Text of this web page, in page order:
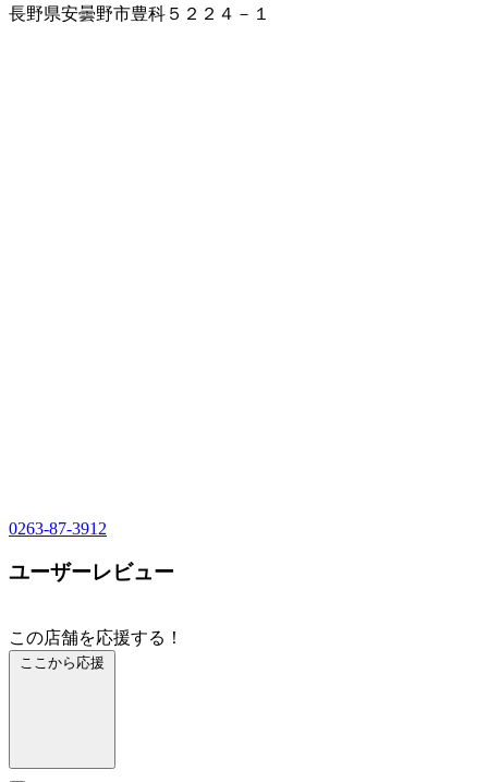
長野県安曇野市豊科５２２４－１
0263-87-3912
ユーザーレビュー
この店舗を応援する！
ここから応援